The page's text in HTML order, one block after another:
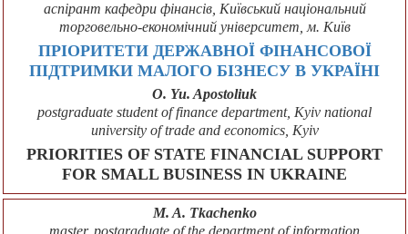
аспірант кафедри фінансів, Київський національний
торговельно-економічний університет, м. Київ
ПРІОРИТЕТИ ДЕРЖАВНОЇ ФІНАНСОВОЇ
ПІДТРИМКИ МАЛОГО БІЗНЕСУ В УКРАЇНІ
O. Yu. Apostoliuk
postgraduate student of finance department, Kyiv national
university of trade and economics, Kyiv
PRIORITIES OF STATE FINANCIAL SUPPORT
FOR SMALL BUSINESS IN UKRAINE
M. A. Tkachenko
master, postgraduate of the department of information